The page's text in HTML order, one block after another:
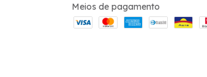
Meios de pagamento